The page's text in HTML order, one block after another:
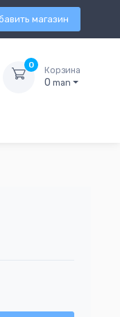
магазин
0
Корзина
0 man